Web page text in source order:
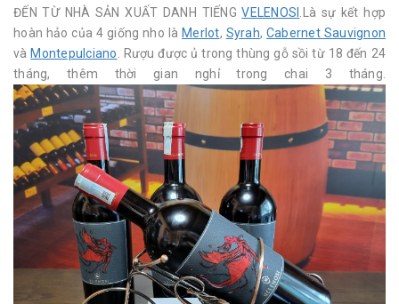
ĐẾN TỪ NHÀ SẢN XUẤT DANH TIẾNGVELENOSI
.Là sự kết hợp
hoàn hảo của 4 giống nho là Merlot, Syrah, Cabernet Sauvignon
và Montepulciano . Rượu được ủ trong thùng gỗ sồi từ 18 đến 24
tháng, thêm thời gian nghỉ trong chai 3 tháng.